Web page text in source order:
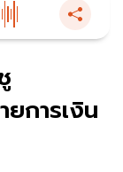
การเงิน